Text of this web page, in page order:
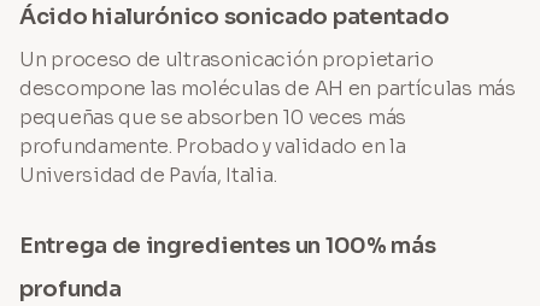
Ácido hialurónico sonicado patentado
Un proceso de ultrasonicación propietario
descompone las moléculas de AH en partículas más
pequeñas que se absorben 10 veces más
profundamente. Probado y validado en la
Universidad de Pavía, Italia.
Entrega de ingredientes un 100% más
profunda